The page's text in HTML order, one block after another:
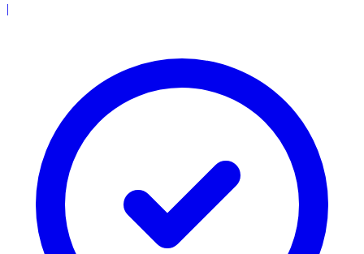
|